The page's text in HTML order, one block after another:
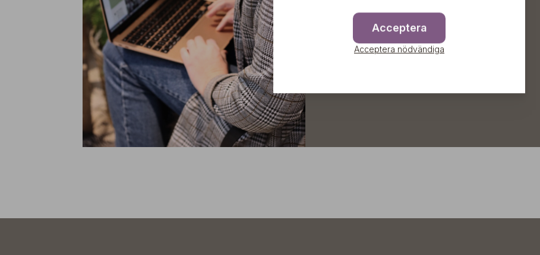
Prenumerera
Acceptera
Acceptera nödvändiga